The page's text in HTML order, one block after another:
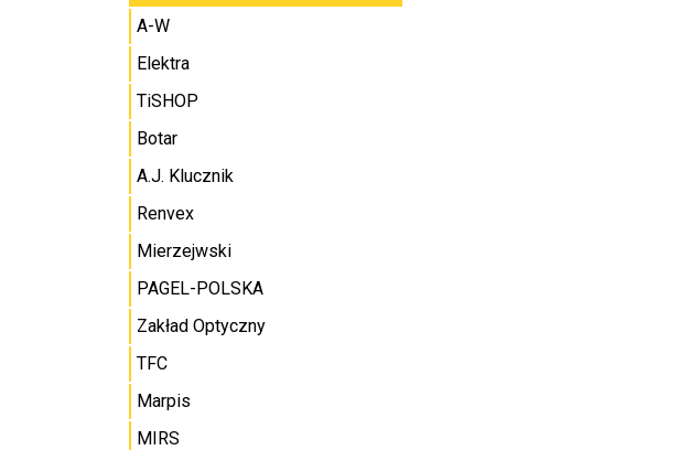
A-W
Elektra
TiSHOP
Botar
A.J. Klucznik
Renvex
Mierzejwski
PAGEL-POLSKA
Zakład Optyczny
TFC
Marpis
MIRS